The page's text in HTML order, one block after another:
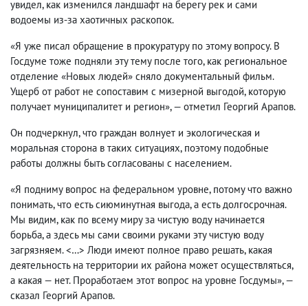
увидел, как изменился ландшафт на берегу рек и сами
водоемы из-за хаотичных раскопок.
«Я уже писал обращение в прокуратуру по этому вопросу. В
Госдуме тоже подняли эту тему после того, как региональное
отделение «Новых людей» сняло документальный фильм.
Ущерб от работ не сопоставим с мизерной выгодой, которую
получает муниципалитет и регион», — отметил Георгий Арапов.
Он подчеркнул, что граждан волнует и экологическая и
моральная сторона в таких ситуациях, поэтому подобные
работы должны быть согласованы с населением.
«Я подниму вопрос на федеральном уровне, потому что важно
понимать, что есть сиюминутная выгода, а есть долгосрочная.
Мы видим, как по всему миру за чистую воду начинается
борьба, а здесь мы сами своими руками эту чистую воду
загрязняем. <…> Люди имеют полное право решать, какая
деятельность на территории их района может осуществляться,
а какая — нет. Проработаем этот вопрос на уровне Госдумы», —
сказал Георгий Арапов.